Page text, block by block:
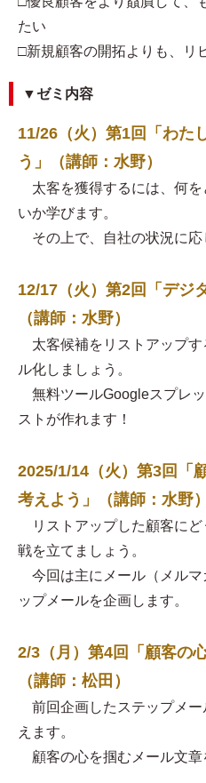
たい
□新規顧客の開拓よりも、リ
▼ゼミ内容
11/26（火）第1回「わた
う」（講師：水野）
太客を獲得するには、何を
いか学びます。
その上で、自社の状況に応
12/17（火）第2回「デジ
（講師：水野）
太客候補をリストアップす
ル化しましょう。
無料ツールGoogleスプレ
ストが作れます！
2025/1/14（火）第3回「
考えよう」（講師：水野）
リストアップした顧客にど
戦を立てましょう。
今回は主にメール（メルマ
ップメールを企画します。
2/3（月）第4回「顧客の
（講師：松田）
前回企画したステップメー
えます。
顧客の心を掴むメール文章